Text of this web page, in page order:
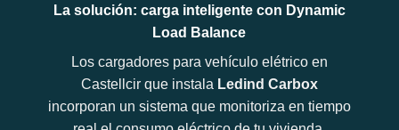
La solución: carga inteligente con Dynamic
Load Balance
Los cargadores para vehículo elétrico en
Castellcir que instala Ledind Carbox
incorporan un sistema que monitoriza en tiempo